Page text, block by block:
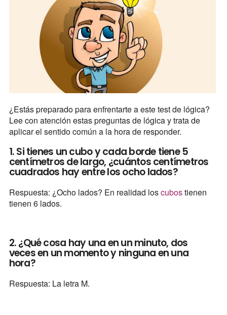
¿Estás preparado para enfrentarte a este test de lógica?
Lee con atención estas preguntas de lógica y trata de
aplicar el sentido común a la hora de responder.
1. Si tienes un cubo y cada borde tiene 5
centímetros de largo, ¿cuántos centímetros
cuadrados hay entre los ocho lados?
Respuesta: ¿Ocho lados? En realidad loscubostienen
tienen 6 lados.
2. ¿Qué cosa hay una en un minuto, dos
veces en un momento y ninguna en una
hora?
Respuesta: La letra M.